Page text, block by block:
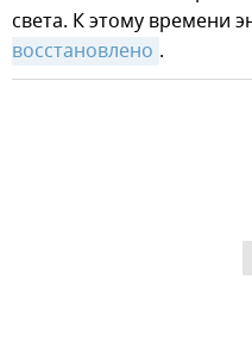
света. К этому времени
восстановлено .